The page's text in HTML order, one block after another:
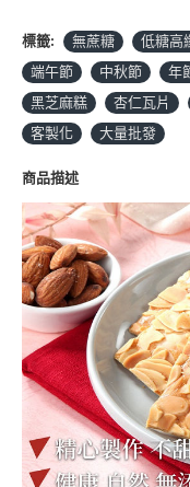
標籤: 無蔗糖 低糖高
端午節
中秋節 年
黑芝麻糕
杏仁瓦片
客製化
大量批發
商品描述